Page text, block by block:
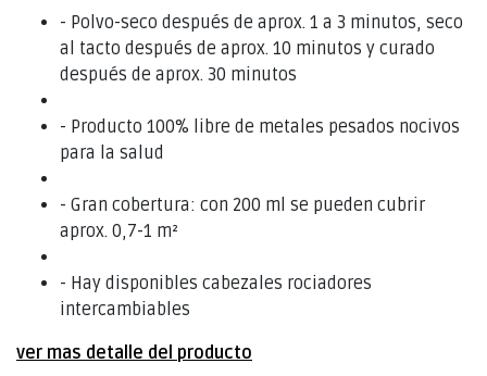
- Polvo-seco después de aprox. 1 a 3 minutos, seco
al tacto después de aprox. 10 minutos y curado
después de aprox. 30 minutos
- Producto 100% libre de metales pesados nocivos
para la salud
- Gran cobertura: con 200 ml se pueden cubrir
aprox. 0,7-1 m²
- Hay disponibles cabezales rociadores
intercambiables
ver mas detalle del producto